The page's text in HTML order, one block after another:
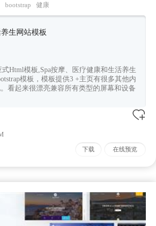
bootstrap 健康
生网站模板
Html模板,Spa按摩、医疗健康和生活养生
模板，模板提供3 +主页有很多其他内
看起来很漂亮兼容所有类型的屏幕和设备
下载 在线预览